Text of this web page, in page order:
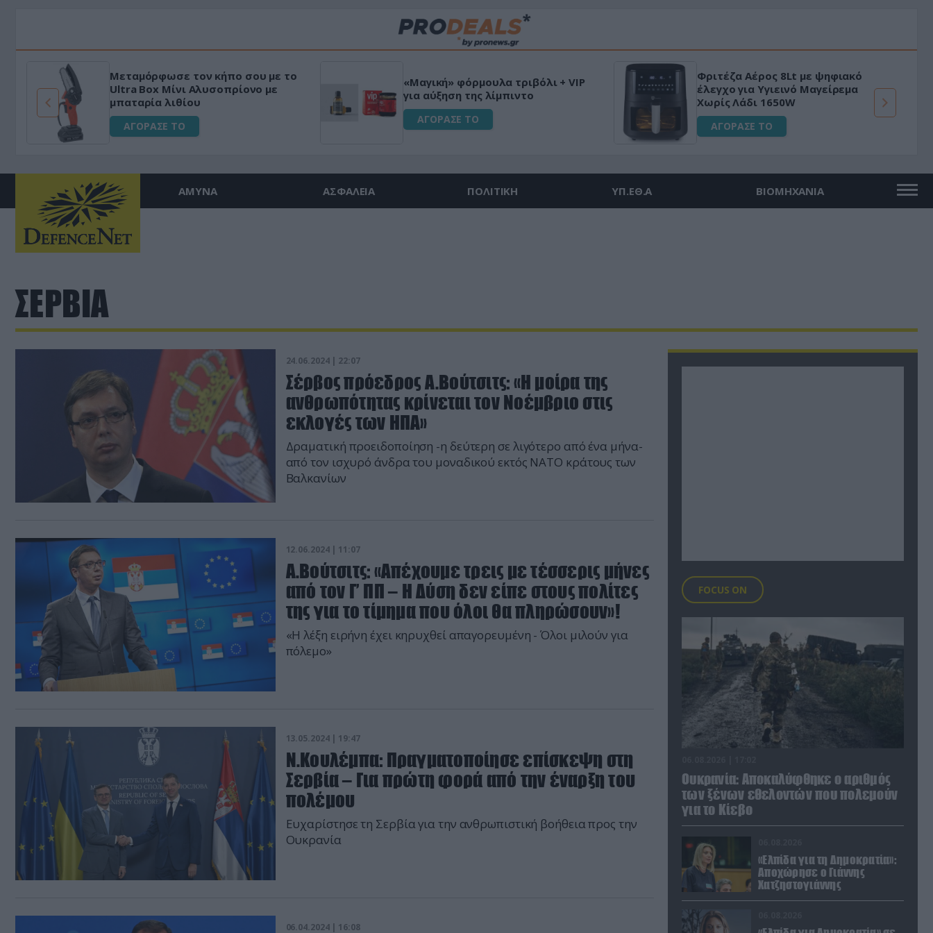
Μεταμόρφωσε τον κήπο σου με το
Ultra Box Μίνι Αλυσοπρίονο με
μπαταρία λιθίου
ΑΓΟΡΑΣΕ ΤΟ
«Μαγική» φόρμουλα τριβόλι + VIP
για αύξηση της λίμπιντο
ΑΓΟΡΑΣΕ ΤΟ
Φριτέζα Αέρος 8Lt με ψηφιακό
έλεγχο για Υγιεινό Μαγείρεμα
Χωρίς Λάδι 1650W
ΑΓΟΡΑΣΕ ΤΟ
ΑΜΥΝΑ ΑΣΦΑΛΕΙΑ ΠΟΛΙΤΙΚΗ ΥΠ.ΕΘ.Α ΒΙΟΜΗΧΑΝΙΑ
ΣΕΡΒΙΑ
24.06.2024 | 22:07
Σέρβος πρόεδρος A.Βούτσιτς: «Η μοίρα της
ανθρωπότητας κρίνεται τον Νοέμβριο στις
εκλογές των ΗΠΑ»
Δραματική προειδοποίηση -η δεύτερη σε λιγότερο από ένα μήνα-
από τον ισχυρό άνδρα του μοναδικού εκτός ΝΑΤΟ κράτους των
Βαλκανίων
12.06.2024 | 11:07
Α.Βούτσιτς: «Απέχουμε τρεις με τέσσερις μήνες
από τον Γ’ ΠΠ – Η Δύση δεν είπε στους πολίτες
της για το τίμημα που όλοι θα πληρώσουν»!
«Η λέξη ειρήνη έχει κηρυχθεί απαγορευμένη - Όλοι μιλούν για
πόλεμο»
13.05.2024 | 19:47
Ν.Κουλέμπα: Πραγματοποίησε επίσκεψη στη
Σερβία – Για πρώτη φορά από την έναρξη του
πολέμου
Ευχαρίστησε τη Σερβία για την ανθρωπιστική βοήθεια προς την
Ουκρανία
06.04.2024 | 16:08
FOCUS ON
Ουκρανία: Αποκαλύφθηκε ο αριθμός
των ξένων εθελοντών που πολεμούν
για το Κίεβο
«Ελπίδα για τη Δημοκρατία»:
Αποχώρησε ο Γιάννης
Χατζηστογιάννης